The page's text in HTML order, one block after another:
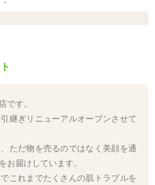
です。
継ぎリニューアルオープンさせて
ただ物を売るのではなく美顔を通
お届けしています。
これまでたくさんの肌トラブルを